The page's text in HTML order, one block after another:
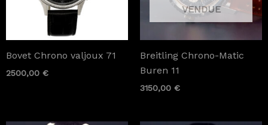
Bovet Chrono valjoux 71
2500,00 €
Breitling Chrono-Matic
Buren 11
3150,00 €